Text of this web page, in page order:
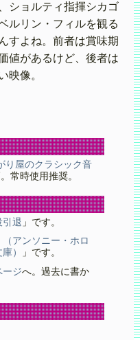
ショルティ指揮シカゴ
ルリン・フィルを観る
すよね。前者は賞味期
値があるけど、後者は
映像。
り屋のクラシック音
常時使用推奨。
引退 」です。
（アンソニー・ホロ
）
」です。
ージへ。過去に書か